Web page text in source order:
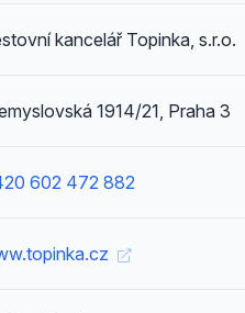
kancelář Topinka, s.r.o.
1914/21, Praha 3
602 472 882